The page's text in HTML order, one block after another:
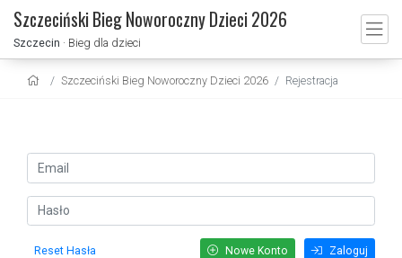
Szczeciński Bieg Noworoczny Dzieci 2026
Szczecin · Bieg dla dzieci
Szczeciński Bieg Noworoczny Dzieci 2026 Rejestracja
Zaloguj
Nowe Konto
Reset Hasła